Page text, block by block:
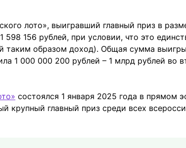
лото», выигравший главный приз в
156 рублей, при условии, что это
таким образом доход). Общая сумма
1 000 000 200 рублей – 1 млрд рублей во
состоялся 1 января 2025 года в прямом
крупный главный приз среди всех